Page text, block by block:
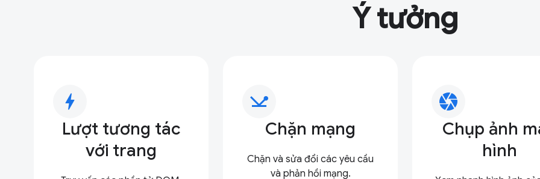
Ý tưởng
bolt
Lượt tương tác
với trang
network_ping
Chặn mạng
Chặn và sửa đổi các yêu cầu
và phản hồi mạng.
camera
Chụp ảnh
hình